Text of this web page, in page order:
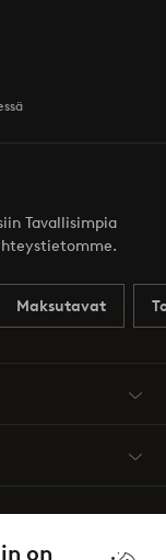
on
Tavallisimpia
Maksutavat